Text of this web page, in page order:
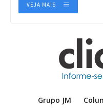
VEJA MAIS
Grupo JM